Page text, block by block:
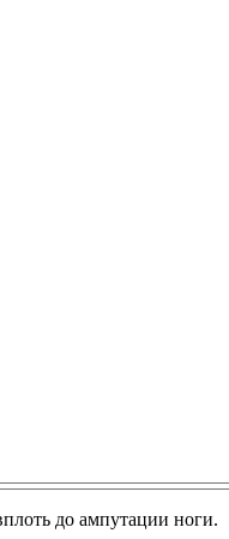
до ампутации ноги.